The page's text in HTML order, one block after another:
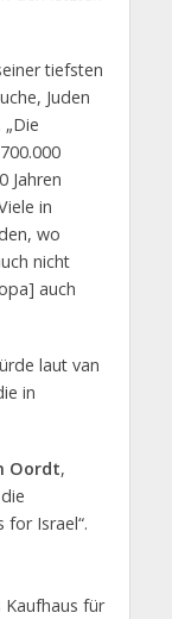
tiefsten
Juden
Jahren
in
wo
nicht
auch
laut van
in
Oordt,
for Israel“.
für